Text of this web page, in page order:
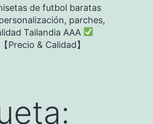
de futbol baratas
parches,
Tailandia AAA
【Precio & Calidad】